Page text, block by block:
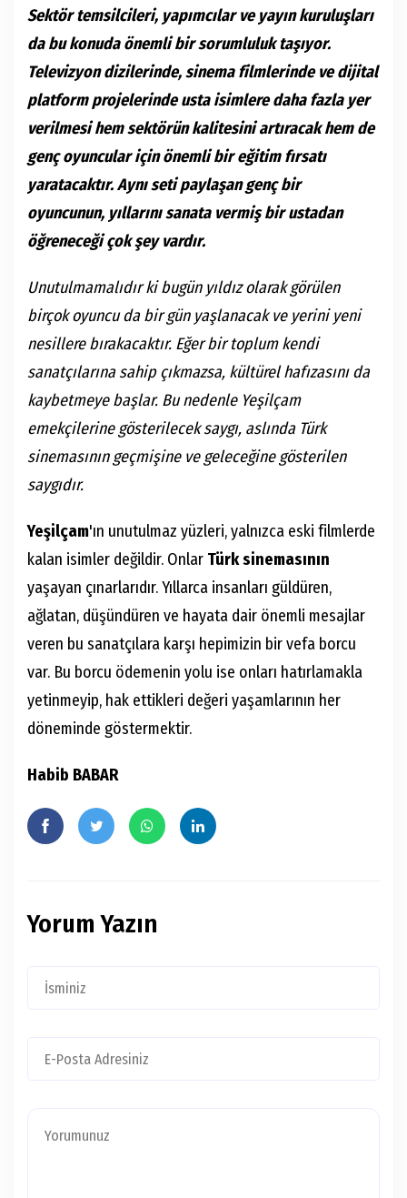
Sektör temsilcileri, yapımcılar ve yayın kuruluşları
da bu konuda önemli bir sorumluluk taşıyor.
Televizyon dizilerinde, sinema filmlerinde ve dijital
platform projelerinde usta isimlere daha fazla yer
verilmesi hem sektörün kalitesini artıracak hem de
genç oyuncular için önemli bir eğitim fırsatı
yaratacaktır. Aynı seti paylaşan genç bir
oyuncunun, yıllarını sanata vermiş bir ustadan
öğreneceği çok şey vardır.
Unutulmamalıdır ki bugün yıldız olarak görülen
birçok oyuncu da bir gün yaşlanacak ve yerini yeni
nesillere bırakacaktır. Eğer bir toplum kendi
sanatçılarına sahip çıkmazsa, kültürel hafızasını da
kaybetmeye başlar. Bu nedenle Yeşilçam
emekçilerine gösterilecek saygı, aslında Türk
sinemasının geçmişine ve geleceğine gösterilen
saygıdır.
Yeşilçam'ın unutulmaz yüzleri, yalnızca eski filmlerde
kalan isimler değildir. Onlar Türk sinemasının
yaşayan çınarlarıdır. Yıllarca insanları güldüren,
ağlatan, düşündüren ve hayata dair önemli mesajlar
veren bu sanatçılara karşı hepimizin bir vefa borcu
var. Bu borcu ödemenin yolu ise onları hatırlamakla
yetinmeyip, hak ettikleri değeri yaşamlarının her
döneminde göstermektir.
Habib BABAR
Yorum Yazın